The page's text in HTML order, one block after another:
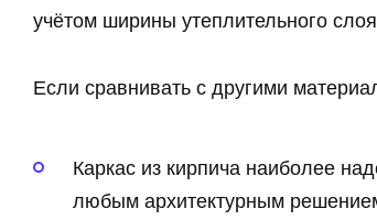
учётом ширины утеплительного
Если сравнивать с другими
Каркас из кирпича наиболее
любым архитектурным